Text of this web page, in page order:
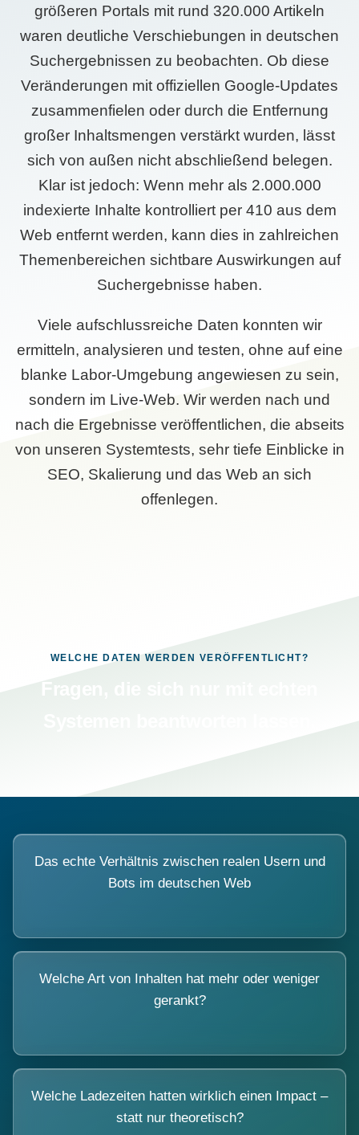
größeren Portals mit rund 320.000 Artikeln
waren deutliche Verschiebungen in deutschen
Suchergebnissen zu beobachten. Ob diese
Veränderungen mit offiziellen Google-Updates
zusammenfielen oder durch die Entfernung
großer Inhaltsmengen verstärkt wurden, lässt
sich von außen nicht abschließend belegen.
Klar ist jedoch: Wenn mehr als 2.000.000
indexierte Inhalte kontrolliert per 410 aus dem
Web entfernt werden, kann dies in zahlreichen
Themenbereichen sichtbare Auswirkungen auf
Suchergebnisse haben.
Viele aufschlussreiche Daten konnten wir
ermitteln, analysieren und testen, ohne auf eine
blanke Labor-Umgebung angewiesen zu sein,
sondern im Live-Web. Wir werden nach und
nach die Ergebnisse veröffentlichen, die abseits
von unseren Systemtests, sehr tiefe Einblicke in
SEO, Skalierung und das Web an sich
offenlegen.
WELCHE DATEN WERDEN VERÖFFENTLICHT?
Das echte Verhältnis zwischen realen Usern und
Bots im deutschen Web
Welche Art von Inhalten hat mehr oder weniger
gerankt?
Welche Ladezeiten hatten wirklich einen Impact –
statt nur theoretisch?